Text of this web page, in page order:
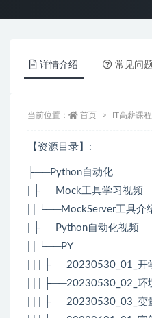
详情介绍 常见问题
当前位置： 首页 IT高薪课程
【资源目录】:
├──Python自动化
| ├──Mock工具学习视频
| | └──MockServer工具介
| ├──Python自动化视频
| | └──PY
| | | ├──20230530_01_开
| | | ├──20230530_02_环
| | | ├──20230530_03_变